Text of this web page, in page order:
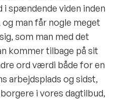
i spændende viden inden
man får nogle meget
som man med det
kommer tilbage på sit
ord værdi både for en
arbejdsplads og sidst,
i vores dagtilbud,